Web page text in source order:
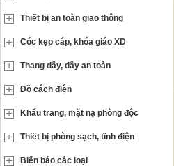
Thiết bị an toàn giao thông
Cóc kẹp cáp, khóa giáo XD
Thang dây, dây an toàn
Đồ cách điện
Khẩu trang, mặt nạ phòng độc
Thiết bị phòng sạch, tĩnh điện
Biển báo các loại